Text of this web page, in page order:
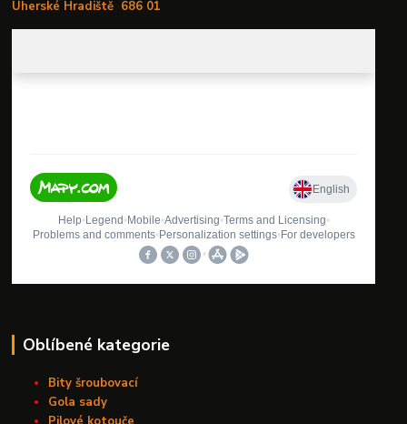
Uherské Hradiště 686 01
Oblíbené kategorie
Bity šroubovací
Gola sady